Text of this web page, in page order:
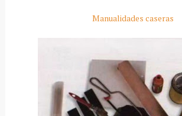
Manualidades caseras